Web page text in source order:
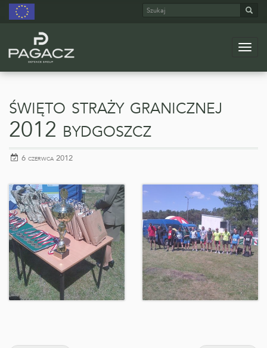
Przejdź
treści
Szukaj
Menu
święto straży granicznej
2012 bydgoszcz
opublikowano
6 czerwca 2012